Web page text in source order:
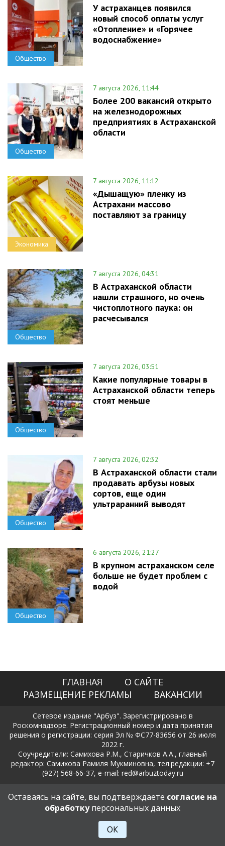
Общество
У астраханцев появился
новый способ оплаты услуг
«Отопление» и «Горячее
водоснабжение»
Общество
7 августа 2026, 11:44
Более 200 вакансий открыто
на железнодорожных
предприятиях в Астраханской
области
Экономика
7 августа 2026, 11:12
«Дышащую» пленку из
Астрахани массово
поставляют за границу
Общество
7 августа 2026, 04:31
В Астраханской области
нашли страшного, но очень
чистоплотного паука: он
расчесывался
Общество
7 августа 2026, 03:51
Какие популярные товары в
Астраханской области теперь
стоят меньше
Общество
7 августа 2026, 02:32
В Астраханской области стали
продавать арбузы новых
сортов, еще один
ультраранний выводят
Общество
6 августа 2026, 21:27
В крупном астраханском селе
больше не будет проблем с
водой
ГЛАВНАЯ
О САЙТЕ
РАЗМЕЩЕНИЕ РЕКЛАМЫ
ВАКАНСИИ
Сетевое издание "Арбуз". Зарегистрировано в
Роскомнадзоре. Регистрационный номер и дата принятия
решения о регистрации: серия Эл № ФС77-83656 от 26 июля
2022 г.
Соучредители: Самихова Р.М., Старичков А.А., главный
редактор: Самихова Рамиля Мукминовна, тел.редакции: +7
(927) 568-66-37, e-mail: red@arbuztoday.ru
Политика в отношении обработки и защиты персональных
данных
18+
Оставаясь на сайте, вы подтверждаете согласие на
обработкуперсональных данных
ОК